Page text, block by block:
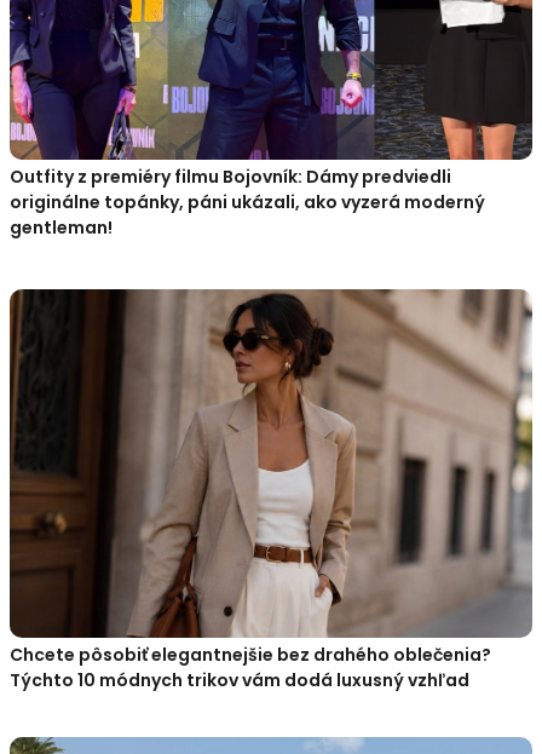
Outfity z premiéry filmu Bojovník: Dámy predviedli
originálne topánky, páni ukázali, ako vyzerá moderný
gentleman!
Chcete pôsobiť elegantnejšie bez drahého oblečenia?
Týchto 10 módnych trikov vám dodá luxusný vzhľad